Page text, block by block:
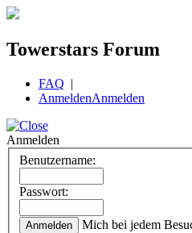
Towerstars Forum
FAQ |
AnmeldenAnmelden
Anmelden
Benutzername:
Passwort:
Mich bei jedem